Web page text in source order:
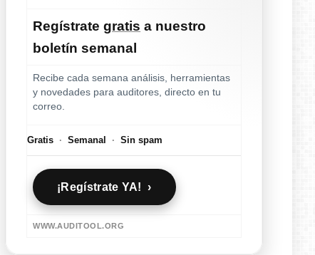
Regístrategratis a nuestro
boletín semanal
Recibe cada semana análisis, herramientas
y novedades para auditores, directo en tu
correo.
Gratis · Semanal · Sin spam
¡Regístrate YA! ›
WWW.AUDITOOL.ORG